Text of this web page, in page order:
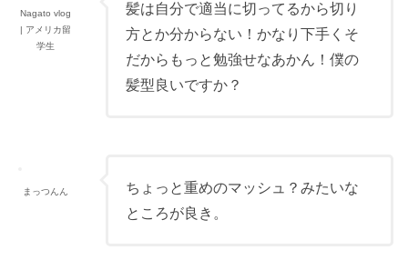
Nagato vlog
| アメリカ留
学生
髪は自分で適当に切ってるから切り
方とか分からない！かなり下手くそ
だからもっと勉強せなあかん！僕の
髪型良いですか？
まっつんん
ちょっと重めのマッシュ？みたいな
ところが良き。